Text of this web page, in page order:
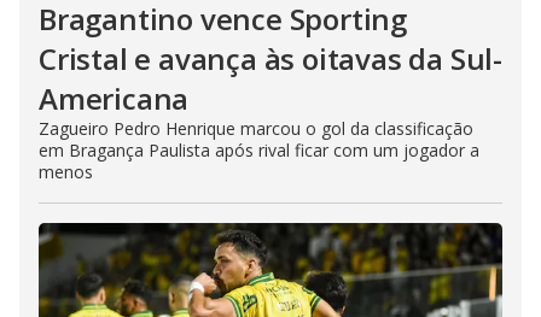
Bragantino vence Sporting
Cristal e avança às oitavas da Sul-
Americana
Zagueiro Pedro Henrique marcou o gol da classificação
em Bragança Paulista após rival ficar com um jogador a
menos